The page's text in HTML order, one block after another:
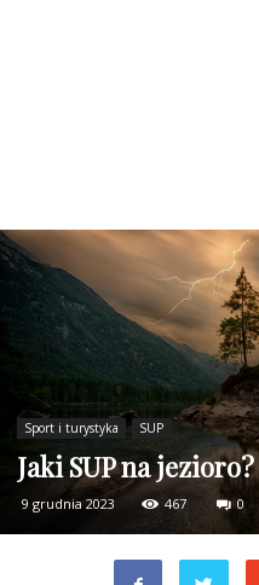
Sport i turystyka SUP
Jaki SUP na jezioro?
9 grudnia 2023 467 0